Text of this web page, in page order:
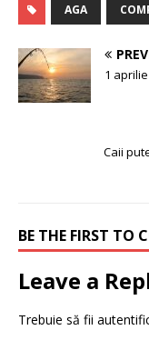
AGA
1
Caii
BE THE FIRST TO
Leave a
Trebuie să fii